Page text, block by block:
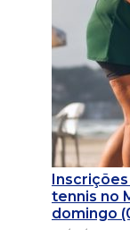
tennis no
domingo